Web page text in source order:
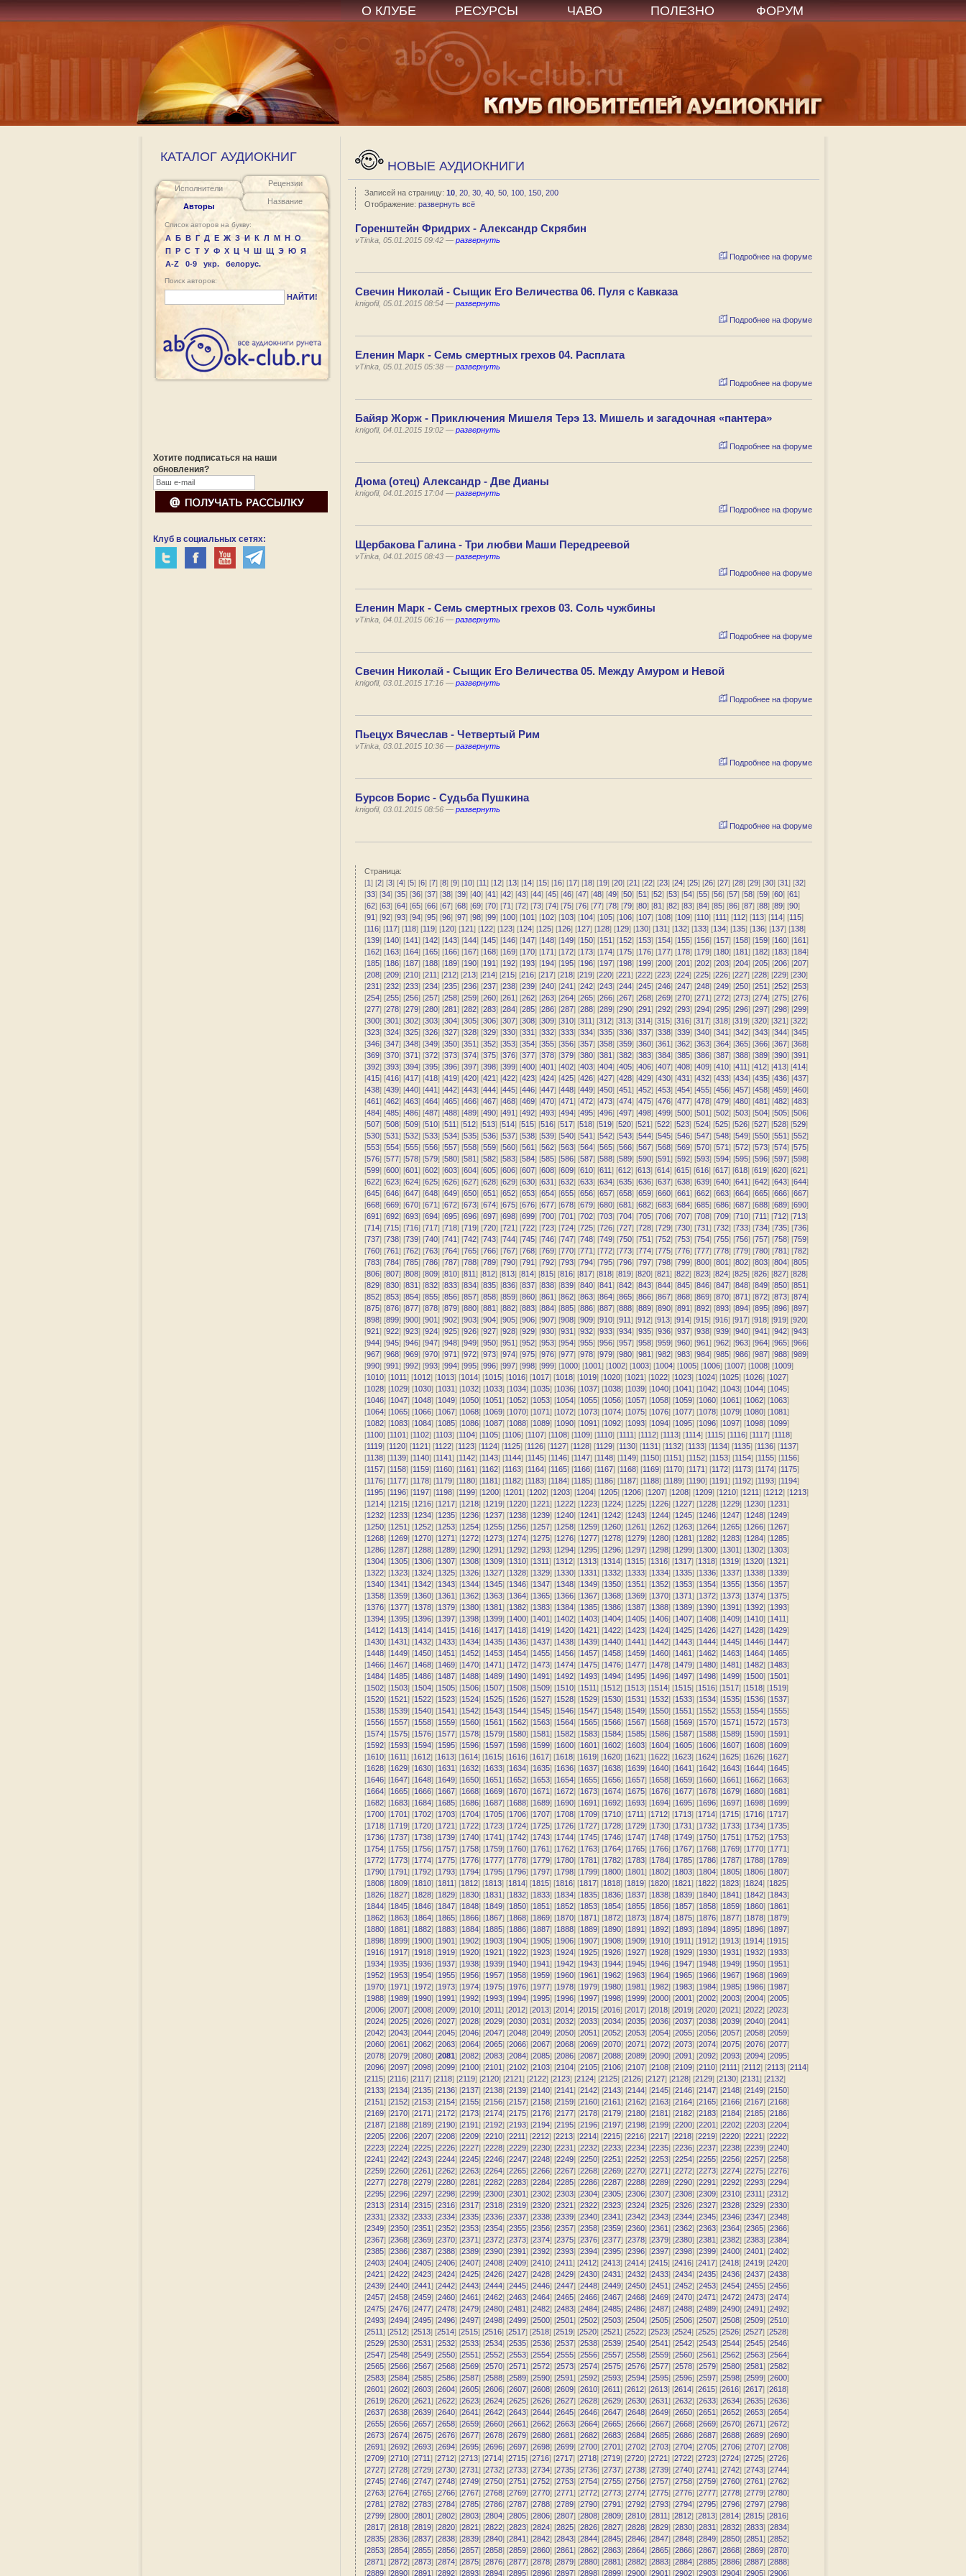
О КЛУБЕ РЕСУРСЫ ЧАВО ПОЛЕЗНО ФОРУМ
КАТАЛОГ АУДИОКНИГ
Исполнители
Авторы
Рецензии
Название
Список авторов на букву:
А Б В Г Д Е Ж З И К Л М Н О
П Р С Т У Ф Х Ц Ч Ш Щ Э Ю Я
A-Z
0-9 укр. белорус.
Поиск авторов:
НАЙТИ!
Хотите подписаться на наши
обновления?
Клуб в социальных сетях:
НОВЫЕ АУДИОКНИГИ
Записей на страницу: 10, 20, 30, 40, 50, 100, 150, 200
Отображение: развернуть всё
Горенштейн Фридрих - Александр Скрябин
vTinka, 05.01.2015 09:42 — развернуть
Подробнее на форуме
Свечин Николай - Сыщик Его Величества 06. Пуля с Кавказа
knigofil, 05.01.2015 08:54 — развернуть
Подробнее на форуме
Еленин Марк - Семь смертных грехов 04. Расплата
vTinka, 05.01.2015 05:38 — развернуть
Подробнее на форуме
Байяр Жорж - Приключения Мишеля Терэ 13. Мишель и загадочная «пантера»
knigofil, 04.01.2015 19:02 — развернуть
Подробнее на форуме
Дюма (отец) Александр - Две Дианы
knigofil, 04.01.2015 17:04 — развернуть
Подробнее на форуме
Щербакова Галина - Три любви Маши Передреевой
vTinka, 04.01.2015 08:43 — развернуть
Подробнее на форуме
Еленин Марк - Семь смертных грехов 03. Соль чужбины
vTinka, 04.01.2015 06:16 — развернуть
Подробнее на форуме
Свечин Николай - Сыщик Его Величества 05. Между Амуром и Невой
knigofil, 03.01.2015 17:16 — развернуть
Подробнее на форуме
Пьецух Вячеслав - Четвертый Рим
vTinka, 03.01.2015 10:36 — развернуть
Подробнее на форуме
Бурсов Борис - Судьба Пушкина
knigofil, 03.01.2015 08:56 — развернуть
Подробнее на форуме
Страница:
[1] [2] [3] [4] [5] [6] [7] [8] [9] [10] [11] [12] [13] [14] [15] [16] [17] [18] [19] [20] [21] [22] [23] [24] [25] [26] [27] [28] [29] [30] [31] [32]
[33] [34] [35] [36] [37] [38] [39] [40] [41] [42] [43] [44] [45] [46] [47] [48] [49] [50] [51] [52] [53] [54] [55] [56] [57] [58] [59] [60] [61]
[62] [63] [64] [65] [66] [67] [68] [69] [70] [71] [72] [73] [74] [75] [76] [77] [78] [79] [80] [81] [82] [83] [84] [85] [86] [87] [88] [89] [90]
[91] [92] [93] [94] [95] [96] [97] [98] [99] [100] [101] [102] [103] [104] [105] [106] [107] [108] [109] [110] [111] [112] [113] [114] [115]
[116] [117] [118] [119] [120] [121] [122] [123] [124] [125] [126] [127] [128] [129] [130] [131] [132] [133] [134] [135] [136] [137] [138]
[139] [140] [141] [142] [143] [144] [145] [146] [147] [148] [149] [150] [151] [152] [153] [154] [155] [156] [157] [158] [159] [160] [161]
[162] [163] [164] [165] [166] [167] [168] [169] [170] [171] [172] [173] [174] [175] [176] [177] [178] [179] [180] [181] [182] [183] [184]
[185] [186] [187] [188] [189] [190] [191] [192] [193] [194] [195] [196] [197] [198] [199] [200] [201] [202] [203] [204] [205] [206] [207]
[208] [209] [210] [211] [212] [213] [214] [215] [216] [217] [218] [219] [220] [221] [222] [223] [224] [225] [226] [227] [228] [229] [230]
[231] [232] [233] [234] [235] [236] [237] [238] [239] [240] [241] [242] [243] [244] [245] [246] [247] [248] [249] [250] [251] [252] [253]
[254] [255] [256] [257] [258] [259] [260] [261] [262] [263] [264] [265] [266] [267] [268] [269] [270] [271] [272] [273] [274] [275] [276]
[277] [278] [279] [280] [281] [282] [283] [284] [285] [286] [287] [288] [289] [290] [291] [292] [293] [294] [295] [296] [297] [298] [299]
[300] [301] [302] [303] [304] [305] [306] [307] [308] [309] [310] [311] [312] [313] [314] [315] [316] [317] [318] [319] [320] [321] [322]
[323] [324] [325] [326] [327] [328] [329] [330] [331] [332] [333] [334] [335] [336] [337] [338] [339] [340] [341] [342] [343] [344] [345]
[346] [347] [348] [349] [350] [351] [352] [353] [354] [355] [356] [357] [358] [359] [360] [361] [362] [363] [364] [365] [366] [367] [368]
[369] [370] [371] [372] [373] [374] [375] [376] [377] [378] [379] [380] [381] [382] [383] [384] [385] [386] [387] [388] [389] [390] [391]
[392] [393] [394] [395] [396] [397] [398] [399] [400] [401] [402] [403] [404] [405] [406] [407] [408] [409] [410] [411] [412] [413] [414]
[415] [416] [417] [418] [419] [420] [421] [422] [423] [424] [425] [426] [427] [428] [429] [430] [431] [432] [433] [434] [435] [436] [437]
[438] [439] [440] [441] [442] [443] [444] [445] [446] [447] [448] [449] [450] [451] [452] [453] [454] [455] [456] [457] [458] [459] [460]
[461] [462] [463] [464] [465] [466] [467] [468] [469] [470] [471] [472] [473] [474] [475] [476] [477] [478] [479] [480] [481] [482] [483]
[484] [485] [486] [487] [488] [489] [490] [491] [492] [493] [494] [495] [496] [497] [498] [499] [500] [501] [502] [503] [504] [505] [506]
[507] [508] [509] [510] [511] [512] [513] [514] [515] [516] [517] [518] [519] [520] [521] [522] [523] [524] [525] [526] [527] [528] [529]
[530] [531] [532] [533] [534] [535] [536] [537] [538] [539] [540] [541] [542] [543] [544] [545] [546] [547] [548] [549] [550] [551] [552]
[553] [554] [555] [556] [557] [558] [559] [560] [561] [562] [563] [564] [565] [566] [567] [568] [569] [570] [571] [572] [573] [574] [575]
[576] [577] [578] [579] [580] [581] [582] [583] [584] [585] [586] [587] [588] [589] [590] [591] [592] [593] [594] [595] [596] [597] [598]
[599] [600] [601] [602] [603] [604] [605] [606] [607] [608] [609] [610] [611] [612] [613] [614] [615] [616] [617] [618] [619] [620] [621]
[622] [623] [624] [625] [626] [627] [628] [629] [630] [631] [632] [633] [634] [635] [636] [637] [638] [639] [640] [641] [642] [643] [644]
[645] [646] [647] [648] [649] [650] [651] [652] [653] [654] [655] [656] [657] [658] [659] [660] [661] [662] [663] [664] [665] [666] [667]
[668] [669] [670] [671] [672] [673] [674] [675] [676] [677] [678] [679] [680] [681] [682] [683] [684] [685] [686] [687] [688] [689] [690]
[691] [692] [693] [694] [695] [696] [697] [698] [699] [700] [701] [702] [703] [704] [705] [706] [707] [708] [709] [710] [711] [712] [713]
[714] [715] [716] [717] [718] [719] [720] [721] [722] [723] [724] [725] [726] [727] [728] [729] [730] [731] [732] [733] [734] [735] [736]
[737] [738] [739] [740] [741] [742] [743] [744] [745] [746] [747] [748] [749] [750] [751] [752] [753] [754] [755] [756] [757] [758] [759]
[760] [761] [762] [763] [764] [765] [766] [767] [768] [769] [770] [771] [772] [773] [774] [775] [776] [777] [778] [779] [780] [781] [782]
[783] [784] [785] [786] [787] [788] [789] [790] [791] [792] [793] [794] [795] [796] [797] [798] [799] [800] [801] [802] [803] [804] [805]
[806] [807] [808] [809] [810] [811] [812] [813] [814] [815] [816] [817] [818] [819] [820] [821] [822] [823] [824] [825] [826] [827] [828]
[829] [830] [831] [832] [833] [834] [835] [836] [837] [838] [839] [840] [841] [842] [843] [844] [845] [846] [847] [848] [849] [850] [851]
[852] [853] [854] [855] [856] [857] [858] [859] [860] [861] [862] [863] [864] [865] [866] [867] [868] [869] [870] [871] [872] [873] [874]
[875] [876] [877] [878] [879] [880] [881] [882] [883] [884] [885] [886] [887] [888] [889] [890] [891] [892] [893] [894] [895] [896] [897]
[898] [899] [900] [901] [902] [903] [904] [905] [906] [907] [908] [909] [910] [911] [912] [913] [914] [915] [916] [917] [918] [919] [920]
[921] [922] [923] [924] [925] [926] [927] [928] [929] [930] [931] [932] [933] [934] [935] [936] [937] [938] [939] [940] [941] [942] [943]
[944] [945] [946] [947] [948] [949] [950] [951] [952] [953] [954] [955] [956] [957] [958] [959] [960] [961] [962] [963] [964] [965] [966]
[967] [968] [969] [970] [971] [972] [973] [974] [975] [976] [977] [978] [979] [980] [981] [982] [983] [984] [985] [986] [987] [988] [989]
[990] [991] [992] [993] [994] [995] [996] [997] [998] [999] [1000] [1001] [1002] [1003] [1004] [1005] [1006] [1007] [1008] [1009]
[1010] [1011] [1012] [1013] [1014] [1015] [1016] [1017] [1018] [1019] [1020] [1021] [1022] [1023] [1024] [1025] [1026] [1027]
[1028] [1029] [1030] [1031] [1032] [1033] [1034] [1035] [1036] [1037] [1038] [1039] [1040] [1041] [1042] [1043] [1044] [1045]
[1046] [1047] [1048] [1049] [1050] [1051] [1052] [1053] [1054] [1055] [1056] [1057] [1058] [1059] [1060] [1061] [1062] [1063]
[1064] [1065] [1066] [1067] [1068] [1069] [1070] [1071] [1072] [1073] [1074] [1075] [1076] [1077] [1078] [1079] [1080] [1081]
[1082] [1083] [1084] [1085] [1086] [1087] [1088] [1089] [1090] [1091] [1092] [1093] [1094] [1095] [1096] [1097] [1098] [1099]
[1100] [1101] [1102] [1103] [1104] [1105] [1106] [1107] [1108] [1109] [1110] [1111] [1112] [1113] [1114] [1115] [1116] [1117] [1118]
[1119] [1120] [1121] [1122] [1123] [1124] [1125] [1126] [1127] [1128] [1129] [1130] [1131] [1132] [1133] [1134] [1135] [1136] [1137]
[1138] [1139] [1140] [1141] [1142] [1143] [1144] [1145] [1146] [1147] [1148] [1149] [1150] [1151] [1152] [1153] [1154] [1155] [1156]
[1157] [1158] [1159] [1160] [1161] [1162] [1163] [1164] [1165] [1166] [1167] [1168] [1169] [1170] [1171] [1172] [1173] [1174] [1175]
[1176] [1177] [1178] [1179] [1180] [1181] [1182] [1183] [1184] [1185] [1186] [1187] [1188] [1189] [1190] [1191] [1192] [1193] [1194]
[1195] [1196] [1197] [1198] [1199] [1200] [1201] [1202] [1203] [1204] [1205] [1206] [1207] [1208] [1209] [1210] [1211] [1212] [1213]
[1214] [1215] [1216] [1217] [1218] [1219] [1220] [1221] [1222] [1223] [1224] [1225] [1226] [1227] [1228] [1229] [1230] [1231]
[1232] [1233] [1234] [1235] [1236] [1237] [1238] [1239] [1240] [1241] [1242] [1243] [1244] [1245] [1246] [1247] [1248] [1249]
[1250] [1251] [1252] [1253] [1254] [1255] [1256] [1257] [1258] [1259] [1260] [1261] [1262] [1263] [1264] [1265] [1266] [1267]
[1268] [1269] [1270] [1271] [1272] [1273] [1274] [1275] [1276] [1277] [1278] [1279] [1280] [1281] [1282] [1283] [1284] [1285]
[1286] [1287] [1288] [1289] [1290] [1291] [1292] [1293] [1294] [1295] [1296] [1297] [1298] [1299] [1300] [1301] [1302] [1303]
[1304] [1305] [1306] [1307] [1308] [1309] [1310] [1311] [1312] [1313] [1314] [1315] [1316] [1317] [1318] [1319] [1320] [1321]
[1322] [1323] [1324] [1325] [1326] [1327] [1328] [1329] [1330] [1331] [1332] [1333] [1334] [1335] [1336] [1337] [1338] [1339]
[1340] [1341] [1342] [1343] [1344] [1345] [1346] [1347] [1348] [1349] [1350] [1351] [1352] [1353] [1354] [1355] [1356] [1357]
[1358] [1359] [1360] [1361] [1362] [1363] [1364] [1365] [1366] [1367] [1368] [1369] [1370] [1371] [1372] [1373] [1374] [1375]
[1376] [1377] [1378] [1379] [1380] [1381] [1382] [1383] [1384] [1385] [1386] [1387] [1388] [1389] [1390] [1391] [1392] [1393]
[1394] [1395] [1396] [1397] [1398] [1399] [1400] [1401] [1402] [1403] [1404] [1405] [1406] [1407] [1408] [1409] [1410] [1411]
[1412] [1413] [1414] [1415] [1416] [1417] [1418] [1419] [1420] [1421] [1422] [1423] [1424] [1425] [1426] [1427] [1428] [1429]
[1430] [1431] [1432] [1433] [1434] [1435] [1436] [1437] [1438] [1439] [1440] [1441] [1442] [1443] [1444] [1445] [1446] [1447]
[1448] [1449] [1450] [1451] [1452] [1453] [1454] [1455] [1456] [1457] [1458] [1459] [1460] [1461] [1462] [1463] [1464] [1465]
[1466] [1467] [1468] [1469] [1470] [1471] [1472] [1473] [1474] [1475] [1476] [1477] [1478] [1479] [1480] [1481] [1482] [1483]
[1484] [1485] [1486] [1487] [1488] [1489] [1490] [1491] [1492] [1493] [1494] [1495] [1496] [1497] [1498] [1499] [1500] [1501]
[1502] [1503] [1504] [1505] [1506] [1507] [1508] [1509] [1510] [1511] [1512] [1513] [1514] [1515] [1516] [1517] [1518] [1519]
[1520] [1521] [1522] [1523] [1524] [1525] [1526] [1527] [1528] [1529] [1530] [1531] [1532] [1533] [1534] [1535] [1536] [1537]
[1538] [1539] [1540] [1541] [1542] [1543] [1544] [1545] [1546] [1547] [1548] [1549] [1550] [1551] [1552] [1553] [1554] [1555]
[1556] [1557] [1558] [1559] [1560] [1561] [1562] [1563] [1564] [1565] [1566] [1567] [1568] [1569] [1570] [1571] [1572] [1573]
[1574] [1575] [1576] [1577] [1578] [1579] [1580] [1581] [1582] [1583] [1584] [1585] [1586] [1587] [1588] [1589] [1590] [1591]
[1592] [1593] [1594] [1595] [1596] [1597] [1598] [1599] [1600] [1601] [1602] [1603] [1604] [1605] [1606] [1607] [1608] [1609]
[1610] [1611] [1612] [1613] [1614] [1615] [1616] [1617] [1618] [1619] [1620] [1621] [1622] [1623] [1624] [1625] [1626] [1627]
[1628] [1629] [1630] [1631] [1632] [1633] [1634] [1635] [1636] [1637] [1638] [1639] [1640] [1641] [1642] [1643] [1644] [1645]
[1646] [1647] [1648] [1649] [1650] [1651] [1652] [1653] [1654] [1655] [1656] [1657] [1658] [1659] [1660] [1661] [1662] [1663]
[1664] [1665] [1666] [1667] [1668] [1669] [1670] [1671] [1672] [1673] [1674] [1675] [1676] [1677] [1678] [1679] [1680] [1681]
[1682] [1683] [1684] [1685] [1686] [1687] [1688] [1689] [1690] [1691] [1692] [1693] [1694] [1695] [1696] [1697] [1698] [1699]
[1700] [1701] [1702] [1703] [1704] [1705] [1706] [1707] [1708] [1709] [1710] [1711] [1712] [1713] [1714] [1715] [1716] [1717]
[1718] [1719] [1720] [1721] [1722] [1723] [1724] [1725] [1726] [1727] [1728] [1729] [1730] [1731] [1732] [1733] [1734] [1735]
[1736] [1737] [1738] [1739] [1740] [1741] [1742] [1743] [1744] [1745] [1746] [1747] [1748] [1749] [1750] [1751] [1752] [1753]
[1754] [1755] [1756] [1757] [1758] [1759] [1760] [1761] [1762] [1763] [1764] [1765] [1766] [1767] [1768] [1769] [1770] [1771]
[1772] [1773] [1774] [1775] [1776] [1777] [1778] [1779] [1780] [1781] [1782] [1783] [1784] [1785] [1786] [1787] [1788] [1789]
[1790] [1791] [1792] [1793] [1794] [1795] [1796] [1797] [1798] [1799] [1800] [1801] [1802] [1803] [1804] [1805] [1806] [1807]
[1808] [1809] [1810] [1811] [1812] [1813] [1814] [1815] [1816] [1817] [1818] [1819] [1820] [1821] [1822] [1823] [1824] [1825]
[1826] [1827] [1828] [1829] [1830] [1831] [1832] [1833] [1834] [1835] [1836] [1837] [1838] [1839] [1840] [1841] [1842] [1843]
[1844] [1845] [1846] [1847] [1848] [1849] [1850] [1851] [1852] [1853] [1854] [1855] [1856] [1857] [1858] [1859] [1860] [1861]
[1862] [1863] [1864] [1865] [1866] [1867] [1868] [1869] [1870] [1871] [1872] [1873] [1874] [1875] [1876] [1877] [1878] [1879]
[1880] [1881] [1882] [1883] [1884] [1885] [1886] [1887] [1888] [1889] [1890] [1891] [1892] [1893] [1894] [1895] [1896] [1897]
[1898] [1899] [1900] [1901] [1902] [1903] [1904] [1905] [1906] [1907] [1908] [1909] [1910] [1911] [1912] [1913] [1914] [1915]
[1916] [1917] [1918] [1919] [1920] [1921] [1922] [1923] [1924] [1925] [1926] [1927] [1928] [1929] [1930] [1931] [1932] [1933]
[1934] [1935] [1936] [1937] [1938] [1939] [1940] [1941] [1942] [1943] [1944] [1945] [1946] [1947] [1948] [1949] [1950] [1951]
[1952] [1953] [1954] [1955] [1956] [1957] [1958] [1959] [1960] [1961] [1962] [1963] [1964] [1965] [1966] [1967] [1968] [1969]
[1970] [1971] [1972] [1973] [1974] [1975] [1976] [1977] [1978] [1979] [1980] [1981] [1982] [1983] [1984] [1985] [1986] [1987]
[1988] [1989] [1990] [1991] [1992] [1993] [1994] [1995] [1996] [1997] [1998] [1999] [2000] [2001] [2002] [2003] [2004] [2005]
[2006] [2007] [2008] [2009] [2010] [2011] [2012] [2013] [2014] [2015] [2016] [2017] [2018] [2019] [2020] [2021] [2022] [2023]
[2024] [2025] [2026] [2027] [2028] [2029] [2030] [2031] [2032] [2033] [2034] [2035] [2036] [2037] [2038] [2039] [2040] [2041]
[2042] [2043] [2044] [2045] [2046] [2047] [2048] [2049] [2050] [2051] [2052] [2053] [2054] [2055] [2056] [2057] [2058] [2059]
[2060] [2061] [2062] [2063] [2064] [2065] [2066] [2067] [2068] [2069] [2070] [2071] [2072] [2073] [2074] [2075] [2076] [2077]
[2078] [2079] [2080] [2081] [2082] [2083] [2084] [2085] [2086] [2087] [2088] [2089] [2090] [2091] [2092] [2093] [2094] [2095]
[2096] [2097] [2098] [2099] [2100] [2101] [2102] [2103] [2104] [2105] [2106] [2107] [2108] [2109] [2110] [2111] [2112] [2113] [2114]
[2115] [2116] [2117] [2118] [2119] [2120] [2121] [2122] [2123] [2124] [2125] [2126] [2127] [2128] [2129] [2130] [2131] [2132]
[2133] [2134] [2135] [2136] [2137] [2138] [2139] [2140] [2141] [2142] [2143] [2144] [2145] [2146] [2147] [2148] [2149] [2150]
[2151] [2152] [2153] [2154] [2155] [2156] [2157] [2158] [2159] [2160] [2161] [2162] [2163] [2164] [2165] [2166] [2167] [2168]
[2169] [2170] [2171] [2172] [2173] [2174] [2175] [2176] [2177] [2178] [2179] [2180] [2181] [2182] [2183] [2184] [2185] [2186]
[2187] [2188] [2189] [2190] [2191] [2192] [2193] [2194] [2195] [2196] [2197] [2198] [2199] [2200] [2201] [2202] [2203] [2204]
[2205] [2206] [2207] [2208] [2209] [2210] [2211] [2212] [2213] [2214] [2215] [2216] [2217] [2218] [2219] [2220] [2221] [2222]
[2223] [2224] [2225] [2226] [2227] [2228] [2229] [2230] [2231] [2232] [2233] [2234] [2235] [2236] [2237] [2238] [2239] [2240]
[2241] [2242] [2243] [2244] [2245] [2246] [2247] [2248] [2249] [2250] [2251] [2252] [2253] [2254] [2255] [2256] [2257] [2258]
[2259] [2260] [2261] [2262] [2263] [2264] [2265] [2266] [2267] [2268] [2269] [2270] [2271] [2272] [2273] [2274] [2275] [2276]
[2277] [2278] [2279] [2280] [2281] [2282] [2283] [2284] [2285] [2286] [2287] [2288] [2289] [2290] [2291] [2292] [2293] [2294]
[2295] [2296] [2297] [2298] [2299] [2300] [2301] [2302] [2303] [2304] [2305] [2306] [2307] [2308] [2309] [2310] [2311] [2312]
[2313] [2314] [2315] [2316] [2317] [2318] [2319] [2320] [2321] [2322] [2323] [2324] [2325] [2326] [2327] [2328] [2329] [2330]
[2331] [2332] [2333] [2334] [2335] [2336] [2337] [2338] [2339] [2340] [2341] [2342] [2343] [2344] [2345] [2346] [2347] [2348]
[2349] [2350] [2351] [2352] [2353] [2354] [2355] [2356] [2357] [2358] [2359] [2360] [2361] [2362] [2363] [2364] [2365] [2366]
[2367] [2368] [2369] [2370] [2371] [2372] [2373] [2374] [2375] [2376] [2377] [2378] [2379] [2380] [2381] [2382] [2383] [2384]
[2385] [2386] [2387] [2388] [2389] [2390] [2391] [2392] [2393] [2394] [2395] [2396] [2397] [2398] [2399] [2400] [2401] [2402]
[2403] [2404] [2405] [2406] [2407] [2408] [2409] [2410] [2411] [2412] [2413] [2414] [2415] [2416] [2417] [2418] [2419] [2420]
[2421] [2422] [2423] [2424] [2425] [2426] [2427] [2428] [2429] [2430] [2431] [2432] [2433] [2434] [2435] [2436] [2437] [2438]
[2439] [2440] [2441] [2442] [2443] [2444] [2445] [2446] [2447] [2448] [2449] [2450] [2451] [2452] [2453] [2454] [2455] [2456]
[2457] [2458] [2459] [2460] [2461] [2462] [2463] [2464] [2465] [2466] [2467] [2468] [2469] [2470] [2471] [2472] [2473] [2474]
[2475] [2476] [2477] [2478] [2479] [2480] [2481] [2482] [2483] [2484] [2485] [2486] [2487] [2488] [2489] [2490] [2491] [2492]
[2493] [2494] [2495] [2496] [2497] [2498] [2499] [2500] [2501] [2502] [2503] [2504] [2505] [2506] [2507] [2508] [2509] [2510]
[2511] [2512] [2513] [2514] [2515] [2516] [2517] [2518] [2519] [2520] [2521] [2522] [2523] [2524] [2525] [2526] [2527] [2528]
[2529] [2530] [2531] [2532] [2533] [2534] [2535] [2536] [2537] [2538] [2539] [2540] [2541] [2542] [2543] [2544] [2545] [2546]
[2547] [2548] [2549] [2550] [2551] [2552] [2553] [2554] [2555] [2556] [2557] [2558] [2559] [2560] [2561] [2562] [2563] [2564]
[2565] [2566] [2567] [2568] [2569] [2570] [2571] [2572] [2573] [2574] [2575] [2576] [2577] [2578] [2579] [2580] [2581] [2582]
[2583] [2584] [2585] [2586] [2587] [2588] [2589] [2590] [2591] [2592] [2593] [2594] [2595] [2596] [2597] [2598] [2599] [2600]
[2601] [2602] [2603] [2604] [2605] [2606] [2607] [2608] [2609] [2610] [2611] [2612] [2613] [2614] [2615] [2616] [2617] [2618]
[2619] [2620] [2621] [2622] [2623] [2624] [2625] [2626] [2627] [2628] [2629] [2630] [2631] [2632] [2633] [2634] [2635] [2636]
[2637] [2638] [2639] [2640] [2641] [2642] [2643] [2644] [2645] [2646] [2647] [2648] [2649] [2650] [2651] [2652] [2653] [2654]
[2655] [2656] [2657] [2658] [2659] [2660] [2661] [2662] [2663] [2664] [2665] [2666] [2667] [2668] [2669] [2670] [2671] [2672]
[2673] [2674] [2675] [2676] [2677] [2678] [2679] [2680] [2681] [2682] [2683] [2684] [2685] [2686] [2687] [2688] [2689] [2690]
[2691] [2692] [2693] [2694] [2695] [2696] [2697] [2698] [2699] [2700] [2701] [2702] [2703] [2704] [2705] [2706] [2707] [2708]
[2709] [2710] [2711] [2712] [2713] [2714] [2715] [2716] [2717] [2718] [2719] [2720] [2721] [2722] [2723] [2724] [2725] [2726]
[2727] [2728] [2729] [2730] [2731] [2732] [2733] [2734] [2735] [2736] [2737] [2738] [2739] [2740] [2741] [2742] [2743] [2744]
[2745] [2746] [2747] [2748] [2749] [2750] [2751] [2752] [2753] [2754] [2755] [2756] [2757] [2758] [2759] [2760] [2761] [2762]
[2763] [2764] [2765] [2766] [2767] [2768] [2769] [2770] [2771] [2772] [2773] [2774] [2775] [2776] [2777] [2778] [2779] [2780]
[2781] [2782] [2783] [2784] [2785] [2786] [2787] [2788] [2789] [2790] [2791] [2792] [2793] [2794] [2795] [2796] [2797] [2798]
[2799] [2800] [2801] [2802] [2803] [2804] [2805] [2806] [2807] [2808] [2809] [2810] [2811] [2812] [2813] [2814] [2815] [2816]
[2817] [2818] [2819] [2820] [2821] [2822] [2823] [2824] [2825] [2826] [2827] [2828] [2829] [2830] [2831] [2832] [2833] [2834]
[2835] [2836] [2837] [2838] [2839] [2840] [2841] [2842] [2843] [2844] [2845] [2846] [2847] [2848] [2849] [2850] [2851] [2852]
[2853] [2854] [2855] [2856] [2857] [2858] [2859] [2860] [2861] [2862] [2863] [2864] [2865] [2866] [2867] [2868] [2869] [2870]
[2871] [2872] [2873] [2874] [2875] [2876] [2877] [2878] [2879] [2880] [2881] [2882] [2883] [2884] [2885] [2886] [2887] [2888]
[2889] [2890] [2891] [2892] [2893] [2894] [2895] [2896] [2897] [2898] [2899] [2900] [2901] [2902] [2903] [2904] [2905] [2906]